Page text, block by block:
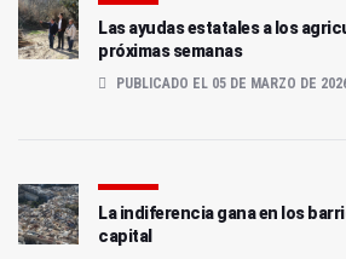
Las ayudas estatales a los
próximas semanas
PUBLICADO EL 05 DE MARZO DE
La indiferencia gana en los
capital